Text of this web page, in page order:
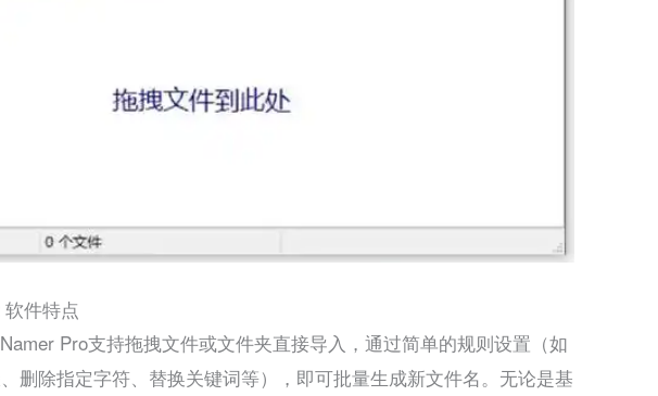
件特点
Pro支持拖拽文件或文件夹直接导入，通过简单的规则设置（如
删除指定字符、替换关键词等），即可批量生成新文件名。无论是基